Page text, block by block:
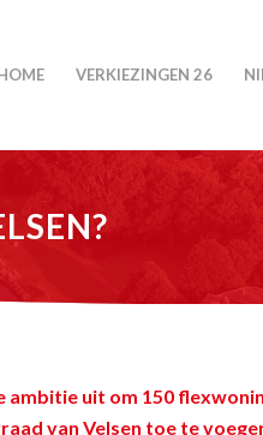
VERKIEZINGEN 26
ambitie uit om 150
van Velsen toe te